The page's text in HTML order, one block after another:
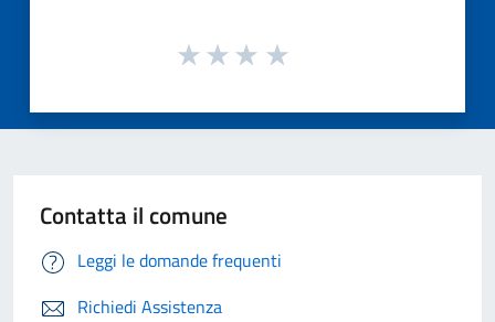
Contatta il comune
Leggi le domande frequenti
Richiedi Assistenza